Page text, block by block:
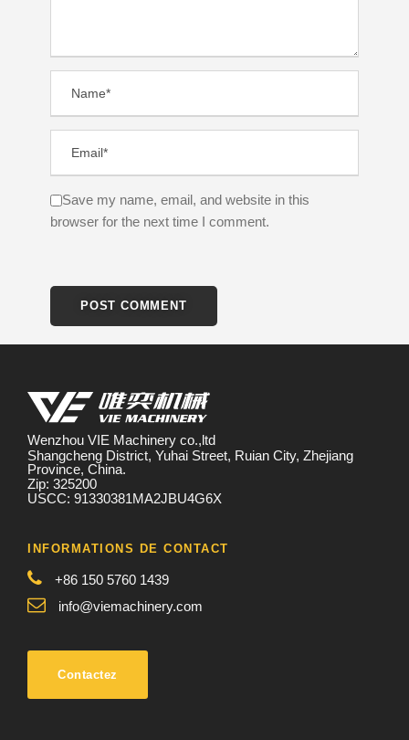
Save my name, email, and website in this
browser for the next time I comment.
Wenzhou VIE Machinery co.,ltd
Shangcheng District, Yuhai Street, Ruian City, Zhejiang
Province, China.
Zip: 325200
USCC: 91330381MA2JBU4G6X
INFORMATIONS DE CONTACT
+86 150 5760 1439
info@viemachinery.com
Contactez